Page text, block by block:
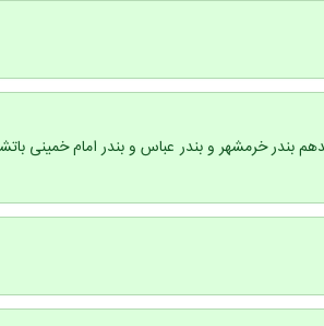
بندر خرمشهر و بندر عباس و بندر امام خمینی